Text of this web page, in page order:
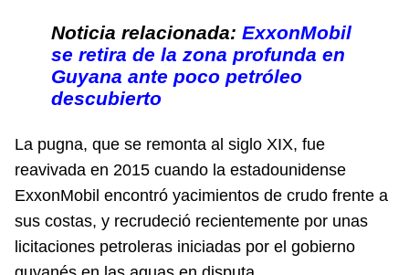
Noticia relacionada: ExxonMobil
se retira de la zona profunda en
Guyana ante poco petróleo
descubierto
La pugna, que se remonta al siglo XIX, fue
reavivada en 2015 cuando la estadounidense
ExxonMobil encontró yacimientos de crudo frente a
sus costas, y recrudeció recientemente por unas
licitaciones petroleras iniciadas por el gobierno